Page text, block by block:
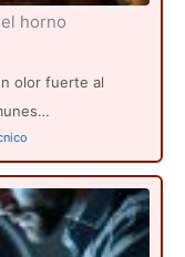
horno
olor fuerte al